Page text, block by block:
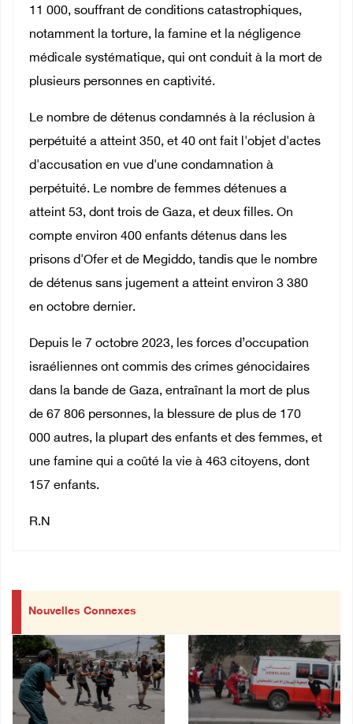
11 000, souffrant de conditions catastrophiques,
notamment la torture, la famine et la négligence
médicale systématique, qui ont conduit à la mort de
plusieurs personnes en captivité.
Le nombre de détenus condamnés à la réclusion à
perpétuité a atteint 350, et 40 ont fait l'objet d'actes
d'accusation en vue d'une condamnation à
perpétuité. Le nombre de femmes détenues a
atteint 53, dont trois de Gaza, et deux filles. On
compte environ 400 enfants détenus dans les
prisons d'Ofer et de Megiddo, tandis que le nombre
de détenus sans jugement a atteint environ 3 380
en octobre dernier.
Depuis le 7 octobre 2023, les forces d’occupation
israéliennes ont commis des crimes génocidaires
dans la bande de Gaza, entraînant la mort de plus
de 67 806 personnes, la blessure de plus de 170
000 autres, la plupart des enfants et des femmes, et
une famine qui a coûté la vie à 463 citoyens, dont
157 enfants.
R.N
Nouvelles Connexes